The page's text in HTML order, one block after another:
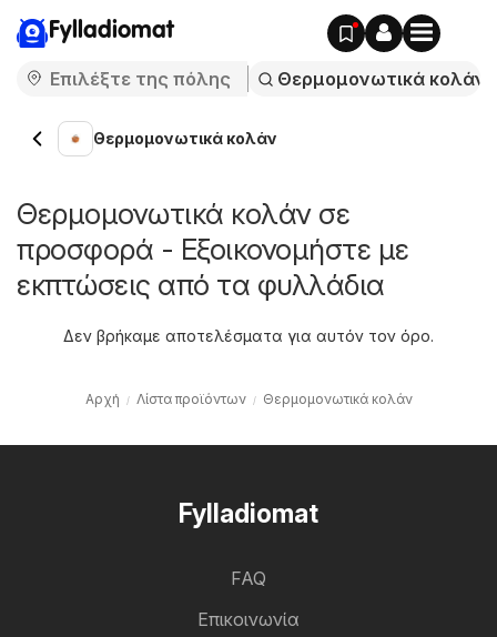
Fylladiomat
Θερμομονωτικά κολάν
Θερμομονωτικά κολάν σε
προσφορά - Εξοικονομήστε με
εκπτώσεις από τα φυλλάδια
Δεν βρήκαμε αποτελέσματα για αυτόν τον όρο.
Αρχή Λίστα προϊόντων Θερμομονωτικά κολάν
Fylladiomat
FAQ
Επικοινωνία